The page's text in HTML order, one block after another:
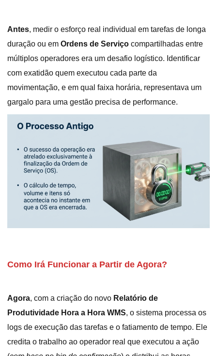
Antes, medir o esforço real individual em tarefas de longa
duração ou em Ordens de Serviço compartilhadas entre
múltiplos operadores era um desafio logístico. Identificar
com exatidão quem executou cada parte da
movimentação, e em qual faixa horária, representava um
gargalo para uma gestão precisa de performance.
Como Irá Funcionar a Partir de Agora?
Agora, com a criação do novo Relatório de
Produtividade Hora a Hora WMS, o sistema processa os
logs de execução das tarefas e o fatiamento de tempo. Ele
credita o trabalho ao operador real que executou a ação